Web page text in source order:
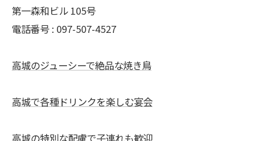
第一森和ビル 105号
電話番号 : 097-507-4527
高城のジューシーで絶品な焼き鳥
高城で各種ドリンクを楽しむ宴会
高城の特別な配慮で子連れも歓迎